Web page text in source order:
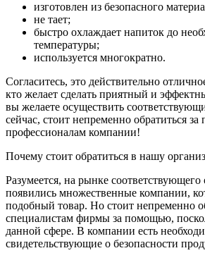
изготовлен из безопасного
не тает;
быстро охлаждает напиток до
температуры;
используется многократно.
Согласитесь, это действительно
кто желает сделать приятный и
вы желаете осуществить
сейчас, стоит непременно обратиться
профессионалам компании!
Почему стоит обратиться в нашу
Разумеется, на рынке соответствующего
появились множественные компании,
подобный товар. Но стоит непременно
специалистам фирмы за помощью,
данной сфере. В компании есть
свидетельствующие о безопасности